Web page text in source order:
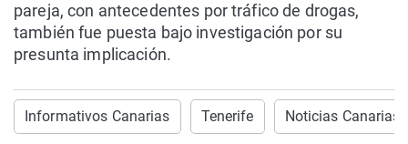
pareja, con antecedentes por tráfico de drogas,
también fue puesta bajo investigación por su
presunta implicación.
Informativos Canarias Tenerife Noticias Canarias